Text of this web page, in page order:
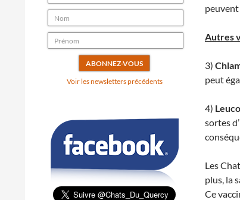
peuvent
Autres
3)
peut
4)
sortes
Les
plus, la
Ce
Voir les newsletters précédents